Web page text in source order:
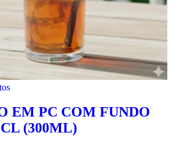
EM PC COM FUNDO
(300ML)